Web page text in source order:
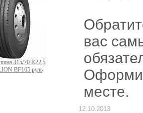
315/70 R22,5
BF165 руль
вас
месте.
12.10.2013